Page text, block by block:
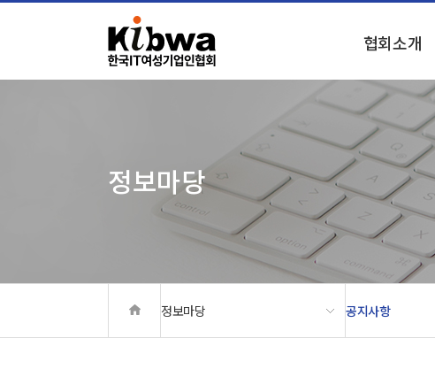
상단메뉴 바로가기
본문 바로가기
본문 하위메뉴 바로가기
하단 바로가기
협회소개
정보마당
정보마당 공지사항